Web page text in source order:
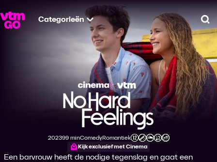
Categorieën
No Hard Feelings
Productiejaar
2023
Tijdsduur
99 min
Genre
Comedy
Genre
Romantiek
Leeftijdsclassificatie
Kijk exclusief met Cinema
Een barvrouw heeft de nodige tegenslag en gaat een